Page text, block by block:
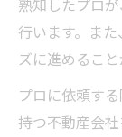
熟知したプロ
行います。ま
ズに進めること
プロに依頼す
持つ不動産会